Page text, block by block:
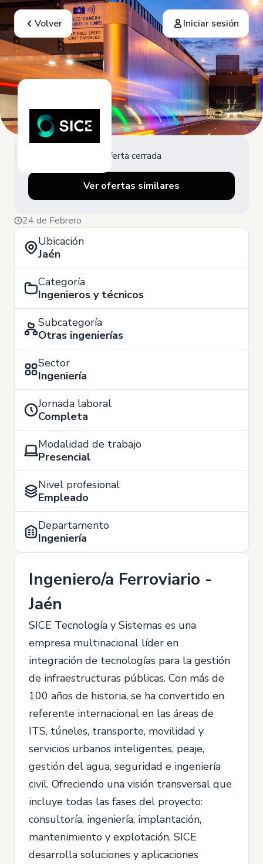
Volver Iniciar sesión
Oferta cerrada
Ver ofertas similares
24 de Febrero
Ubicación
Jaén
Categoría
Ingenieros y técnicos
Subcategoría
Otras ingenierías
Sector
Ingeniería
Jornada laboral
Completa
Modalidad de trabajo
Presencial
Nivel profesional
Empleado
Departamento
Ingeniería
Ingeniero/a Ferroviario -
Jaén
SICE Tecnología y Sistemas es una
empresa multinacional líder en
integración de tecnologías para la gestión
de infraestructuras públicas. Con más de
100 años de historia, se ha convertido en
referente internacional en las áreas de
ITS, túneles, transporte, movilidad y
servicios urbanos inteligentes, peaje,
gestión del agua, seguridad e ingeniería
civil. Ofreciendo una visión transversal que
incluye todas las fases del proyecto:
consultoría, ingeniería, implantación,
mantenimiento y explotación, SICE
desarrolla soluciones y aplicaciones